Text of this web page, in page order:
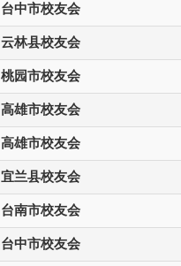
台中市校友会
云林县校友会
桃园市校友会
高雄市校友会
高雄市校友会
宜兰县校友会
台南市校友会
台中市校友会